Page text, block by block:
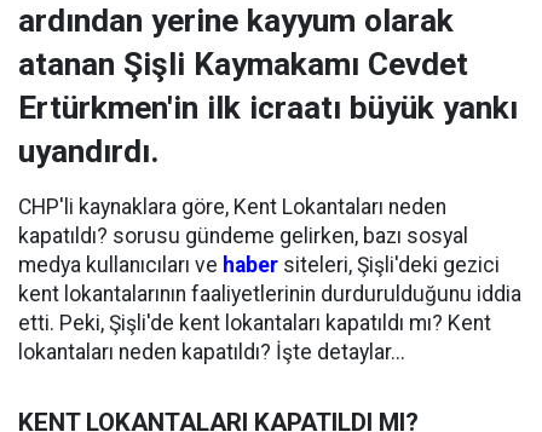
ardından yerine kayyum olarak
atanan Şişli Kaymakamı Cevdet
Ertürkmen'in ilk icraatı büyük yankı
uyandırdı.
CHP'li kaynaklara göre, Kent Lokantaları neden
kapatıldı? sorusu gündeme gelirken, bazı sosyal
medya kullanıcıları ve haber siteleri, Şişli'deki gezici
kent lokantalarının faaliyetlerinin durdurulduğunu iddia
etti. Peki, Şişli'de kent lokantaları kapatıldı mı? Kent
lokantaları neden kapatıldı? İşte detaylar...
KENT LOKANTALARI KAPATILDI MI?